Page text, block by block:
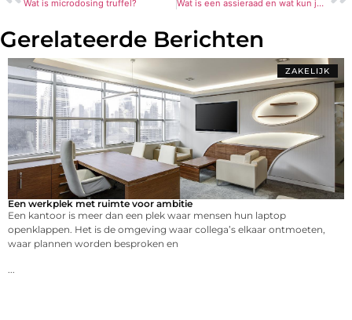
Wat is microdosing truffel? Wat is een assieraad en wat kun je ermee?
Gerelateerde Berichten
ZAKELIJK
Een werkplek met ruimte voor ambitie
Een kantoor is meer dan een plek waar mensen hun laptop
openklappen. Het is de omgeving waar collega’s elkaar ontmoeten,
waar plannen worden besproken en